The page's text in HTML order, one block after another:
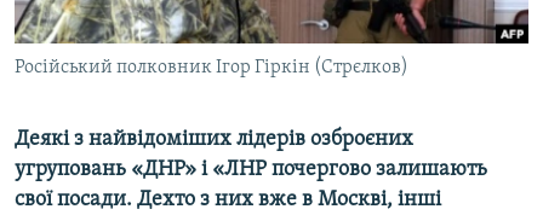
УКР
КТАТ
Російський полковник Ігор Гіркін (Стрєлков)
Деякі з найвідоміших лідерів озброєних
угруповань «ДНР» і «ЛНР почергово залишають
свої посади. Дехто з них вже в Москві, інші